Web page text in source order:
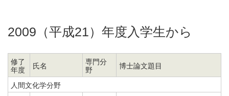
2009（平成21）年度入学生から
修了
年度
氏名
専門分
野
博士論文題目
人間文化学分野